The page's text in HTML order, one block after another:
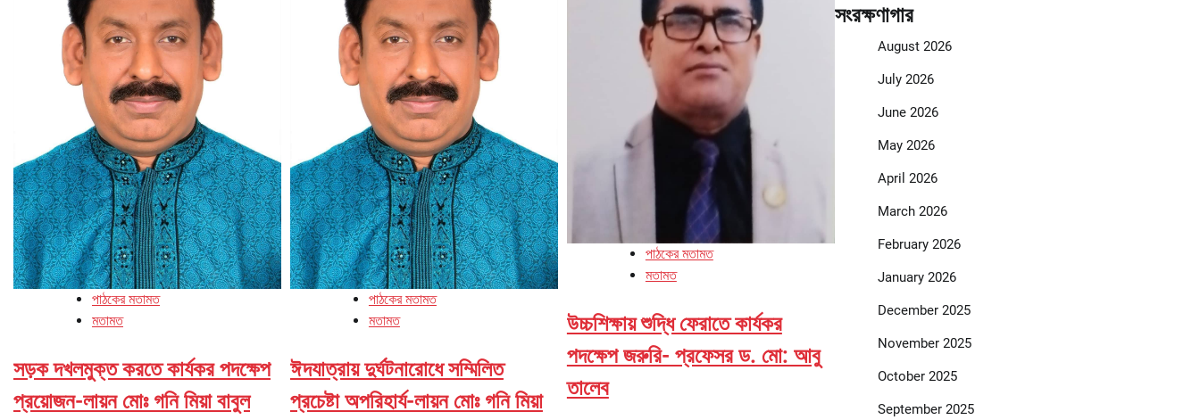
পাঠকের মতামত
মতামত
সড়ক দখলমুক্ত করতে কার্যকর পদক্ষেপ
প্রয়োজন-লায়ন মোঃ গনি মিয়া বাবুল
পাঠকের মতামত
মতামত
ঈদযাত্রায় দুর্ঘটনারোধে সম্মিলিত
প্রচেষ্টা অপরিহার্য-লায়ন মোঃ গনি মিয়া
পাঠকের মতামত
মতামত
উচ্চশিক্ষায় শুদ্ধি ফেরাতে কার্যকর
পদক্ষেপ জরুরি- প্রফেসর ড. মো: আবু
তালেব
সংরক্ষণাগার
August 2026
July 2026
June 2026
May 2026
April 2026
March 2026
February 2026
January 2026
December 2025
November 2025
October 2025
September 2025